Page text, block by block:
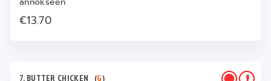
€13.70
7. BUTTER CHICKEN (G)